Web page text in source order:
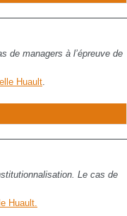
de managers à l’épreuve de
Huault.
Le cas de
Huault.